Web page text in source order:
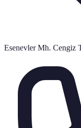
Esenevler Mh. Cengiz